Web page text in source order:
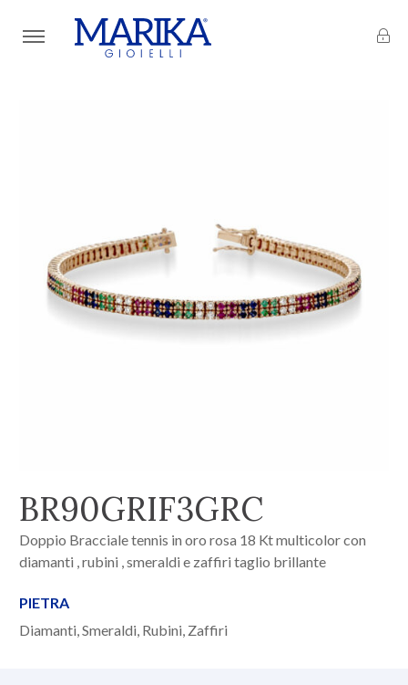
BR90GRIF3GRC
Doppio Bracciale tennis in oro rosa 18 Kt multicolor con
diamanti , rubini , smeraldi e zaffiri taglio brillante
PIETRA
Diamanti, Smeraldi, Rubini, Zaffiri